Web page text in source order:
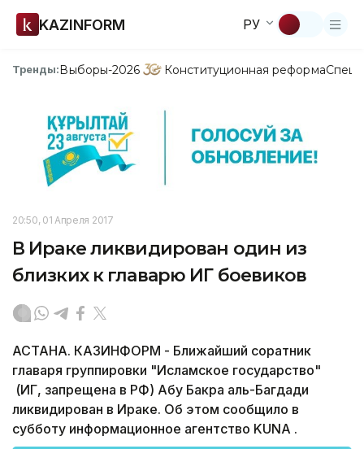
KAZINFORM РУ
Тренды:Выборы-2026 Конституционная реформа
20:50, 01 Апреля 2017
В Ираке ликвидирован один из
близких к главарю ИГ боевиков
АСТАНА. КАЗИНФОРМ - Ближайший соратник
главаря группировки "Исламское государство"
(ИГ, запрещена в РФ) Абу Бакра аль-Багдади
ликвидирован в Ираке. Об этом сообщило в
субботу информационное агентство KUNA .